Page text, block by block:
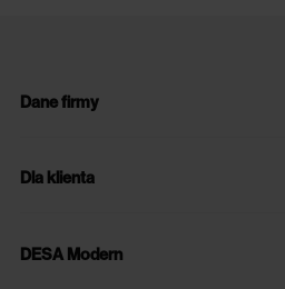
Dane firmy
Dla klienta
DESA Modern